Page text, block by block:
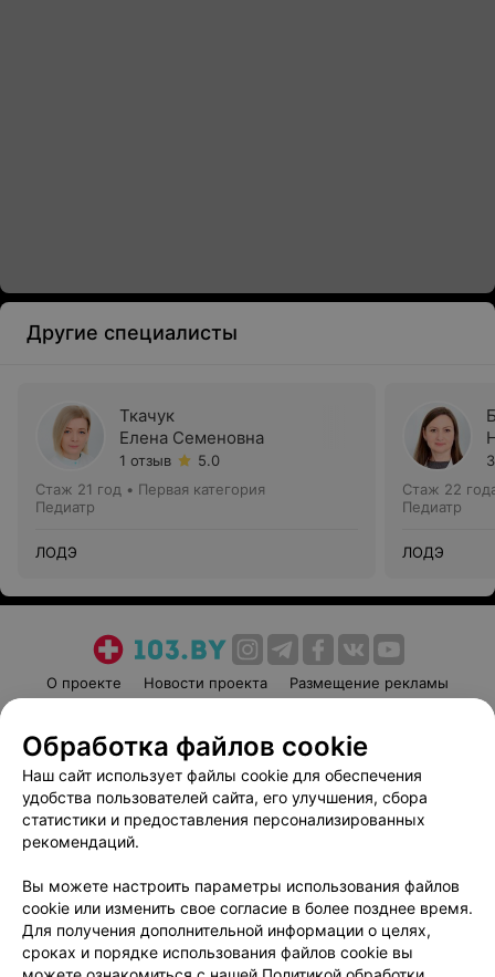
Другие специалисты
Ткачук
Елена Семеновна
1 отзыв
5.0
Стаж 21 год • Первая категория
Педиатр
ЛОДЭ
Стаж 22
Педиатр
ЛОДЭ
О проекте Новости проекта
Размещение рекламы
Пользовательское соглашение
Способы оплаты
Вакансии
Партнеры
Написать руководителю 103.by
Обработка персональных данных
Обработка файлов cookie
Наш сайт использует файлы cookie для обеспечения
удобства пользователей сайта, его улучшения, сбора
статистики и предоставления персонализированных
рекомендаций.
Вы можете настроить параметры использования файлов
cookie или изменить свое согласие в более позднее время.
Для получения дополнительной информации о целях,
сроках и порядке использования файлов cookie вы